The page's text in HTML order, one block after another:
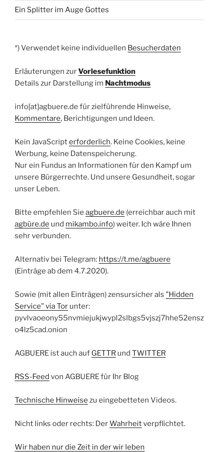
Ein Splitter im Auge Gottes
*) Verwendet keine individuellen Besucherdaten
Erläuterungen zurVorlesefunktion
Details zur Darstellung im Nachtmodus
info[at]agbuere.de für zielführende Hinweise,
Kommentare, Berichtigungen und Ideen.
Kein JavaScripterforderlich. Keine Cookies, keine
Werbung, keine Datenspeicherung.
Nur ein Fundus an Informationen für den Kampf um
unsere Bürgerrechte. Und unsere Gesundheit, sogar
unser Leben.
Bitte empfehlen Sie agbuere.de (erreichbar auch mit
agbüre.de und mikambo.info) weiter. Ich wäre Ihnen
sehr verbunden.
Alternativ bei Telegram: https://t.me/agbuere
(Einträge ab dem 4.7.2020).
Sowie (mit allen Einträgen) zensursicher als "Hidden
Service" via Tor unter:
pyvlvaoeony55nvmiejukjwypl2slbgs5vjszj7hhe52ensz
o4lz5cad.onion
AGBUERE ist auch auf GETTR und TWITTER
RSS-Feed von AGBUERE für Ihr Blog
Technische Hinweise zu eingebetteten Videos.
Nicht links oder rechts: DerWahrheitverpflichtet.
Wir haben nur die Zeit in der wir leben